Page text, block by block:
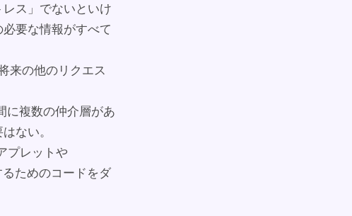
ス」でないといけ
要な情報がすべて
来の他のリクエス
に複数の仲介層があ
ない。
プレットや
ためのコードをダ